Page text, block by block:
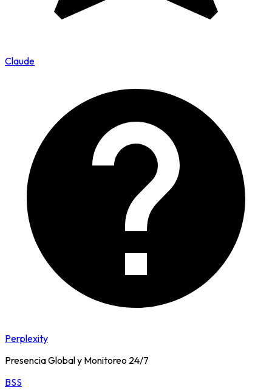
Claude
Perplexity
Presencia Global y Monitoreo 24/7
BSS